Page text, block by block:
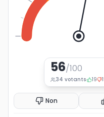
56/100
34 votants 19
Non